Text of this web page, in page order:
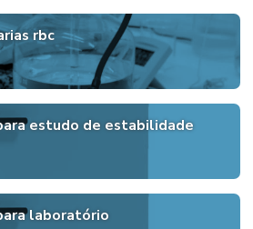
rbc
estudo de estabilidade
laboratório